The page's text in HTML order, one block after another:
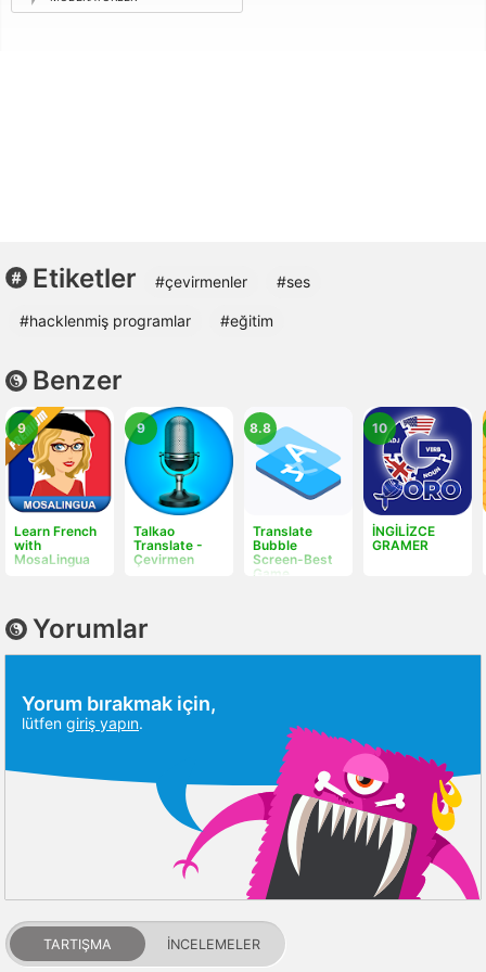
Etiketler #çevirmenler #ses
#hacklenmiş programlar #eğitim
Benzer
Learn French
with
MosaLingua
9
Talkao
Translate -
Çevirmen
9
Translate
Bubble
Screen-Best
Game
8.8
İNGİLİZCE
GRAMER
10
Yorumlar
Yorum bırakmak için,
lütfen giriş yapın.
TARTIŞMA İNCELEMELER